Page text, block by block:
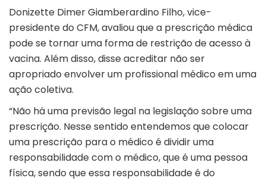
Donizette Dimer Giamberardino Filho, vice-
presidente do CFM, avaliou que a prescrição médica
pode se tornar uma forma de restrição de acesso à
vacina. Além disso, disse acreditar não ser
apropriado envolver um profissional médico em uma
ação coletiva.
“Não há uma previsão legal na legislação sobre uma
prescrição. Nesse sentido entendemos que colocar
uma prescrição para o médico é dividir uma
responsabilidade com o médico, que é uma pessoa
física, sendo que essa responsabilidade é do